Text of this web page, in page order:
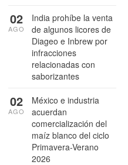
India prohíbe la venta
de algunos licores de
Diageo e Inbrew por
infracciones
relacionadas con
saborizantes
02
AGO
México e industria
acuerdan
comercialización del
maíz blanco del ciclo
Primavera-Verano
2026
02
AGO